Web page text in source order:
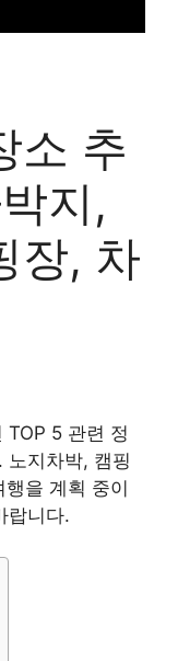
소 추
지,
장, 차
TOP 5 관련 정
노지차박, 캠핑
을 계획 중이
랍니다.